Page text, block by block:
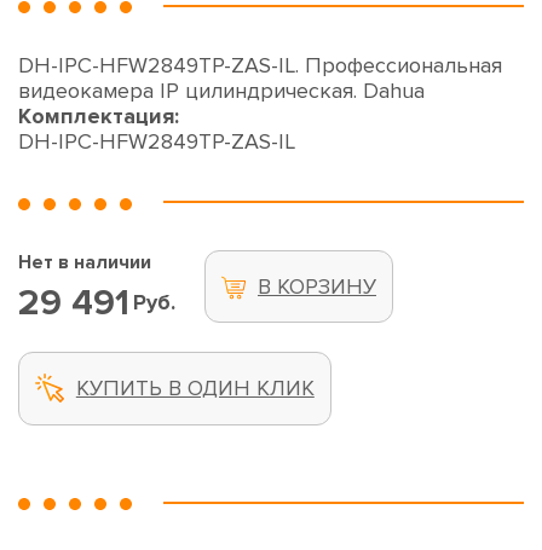
DH-IPC-HFW2849TP-ZAS-IL. Профессиональная
видеокамера IP цилиндрическая. Dahua
Комплектация:
DH-IPC-HFW2849TP-ZAS-IL
Нет в наличии
29 491 Руб.
В КОРЗИНУ
КУПИТЬ В ОДИН КЛИК